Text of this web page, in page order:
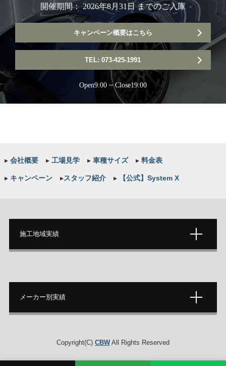
開催期間： 2026年8月31日 までのご入庫
キャンペーン概要はこちら
TEL: 073-425-1991
Open9:00 ~ Close19:00
▸会社概要 ▸工場見学 ▸車種サイズ ▸料金表
▸キャンペーン ▸スタッフ紹介 ▸【公式】System X
施工地域実績
メーカー別実績
Copyright(C) CBWAll Rights Reserved